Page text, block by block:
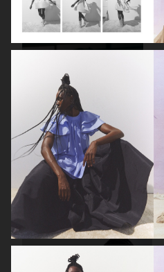
ELLE SWEDEN
ELLE SWEDEN